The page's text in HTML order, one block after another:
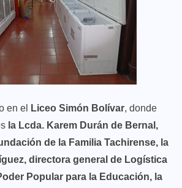
en el Liceo Simón Bolívar, donde
la Lcda. Karem Durán de Bernal,
de la Familia Tachirense, la
directora general de Logística
Popular para la Educación, la